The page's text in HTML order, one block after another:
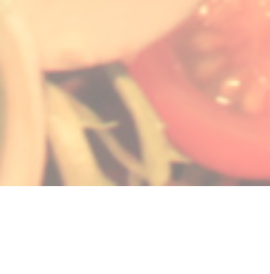
in een nieuw venster))